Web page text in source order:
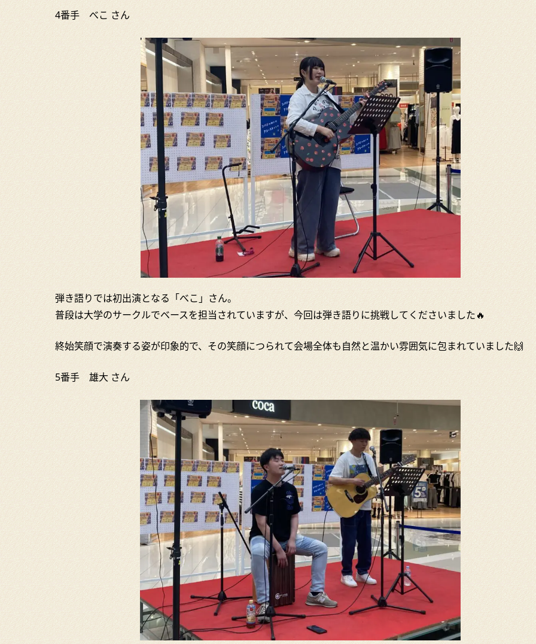
4番手 べこ さん
弾き語りでは初出演となる「べこ」さん。
普段は大学のサークルでベースを担当されていますが、今回は弾き語りに挑戦してくださいました🔥
終始笑顔で演奏する姿が印象的で、その笑顔につられて会場全体も自然と温かい雰囲気に包まれていました🙌
5番手 雄大 さん